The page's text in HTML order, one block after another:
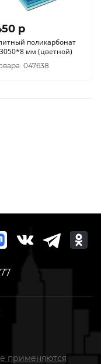
p
поликарбонат
мм (цветной)
047638
применяются